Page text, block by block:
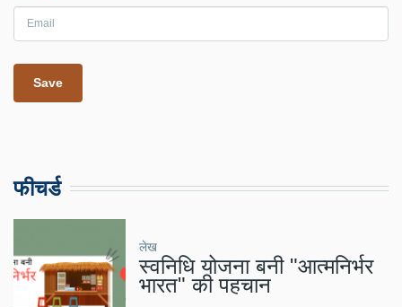
फीचर्ड
लेख
स्वनिधि योजना बनी "आत्मनिर्भर
भारत" की पहचान